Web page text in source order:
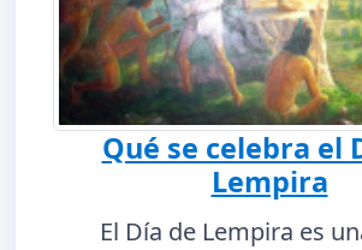
Qué se celebra el
Lempira
El Día de Lempira es